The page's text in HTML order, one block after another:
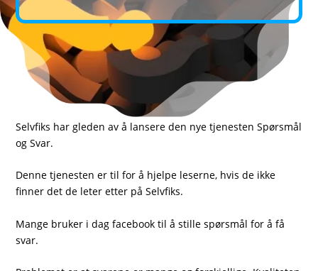
Selvfiks har gleden av å lansere den nye tjenesten Spørsmål
og Svar.
Denne tjenesten er til for å hjelpe leserne, hvis de ikke
finner det de leter etter på Selvfiks.
Mange bruker i dag facebook til å stille spørsmål for å få
svar.